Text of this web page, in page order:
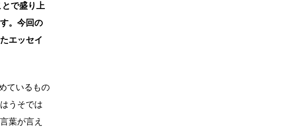
で盛り上
。今回の
エッセイ
ているもの
うそでは
葉が言え